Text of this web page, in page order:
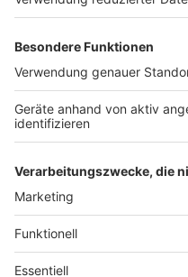
Werben
Archiv
ANTENNE BAYERN GROUP
Stiftung ANTENNE BAYERN
hilft
Teilnahmebedingungen
Grounding Page ANTENNE
BAYERN